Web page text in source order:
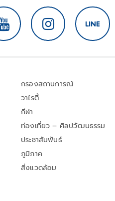
กรองสถานการณ์
วาไรตี้
กีฬา
ท่องเที่ยว – ศิลปวัฒนธรรม
ประชาสัมพันธ์
ภูมิภาค
สิ่งแวดล้อม